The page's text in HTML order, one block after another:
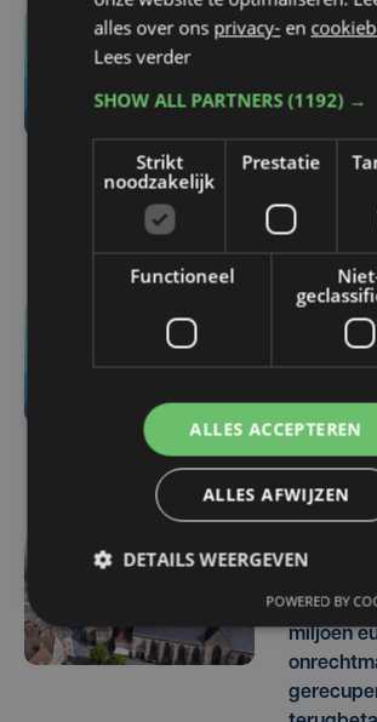
-
do
Yaro
overleden
Veurne
miljoen
alles over ons privacy- en
Lees verder
SHOW ALL PARTNERS(1192) →
Strikt
noodzakelijk
Prestatie
Functioneel
ALLES ACCEPTEREN
ALLES AFWIJZEN
DETAILS WEERGEVEN
POWERED BY